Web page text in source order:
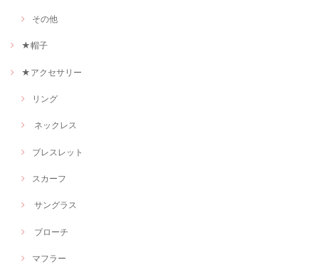
その他
★帽子
★アクセサリー
リング
ネックレス
ブレスレット
スカーフ
サングラス
ブローチ
マフラー